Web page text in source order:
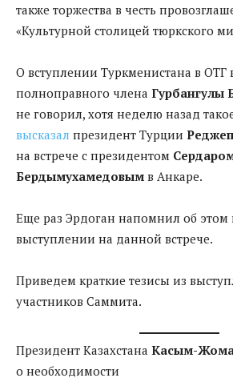
также торжества в честь
«Культурной столицей тюркского
О вступлении Туркменистана в ОТГ
полноправного члена Гурбангулы
не говорил, хотя неделю назад
высказал президент Турции
на встрече с президентом
Бердымухамедовым в Анкаре.
Еще раз Эрдоган напомнил об этом
выступлении на данной встрече.
Приведем краткие тезисы из
участников Саммита.
Президент Казахстана Касым-
о необходимости